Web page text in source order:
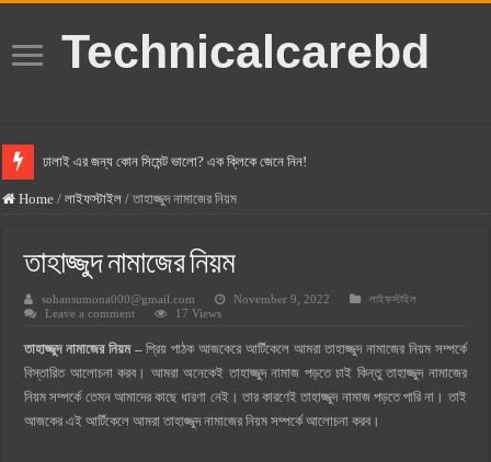
Technicalcarebd
ঢালাই এর জন্য কোন সিমেন্ট ভালো? এক ক্লিকে জেনে নিন!
বসুন্ধরা সিমেন্ট এর দাম ২০২৫
হোলসিম সিমেন্ট দাম ২০২৫
সুপারক্রিট সিমেন্ট দাম ২০২৫
ওয়ালটন মোবাইল কিস্তিতে কেনার নিয়ম ২০২৫
ওয়ালটন টিভি কিস্তিতে কেনার নিয়ম ২০২৫
Home / লাইফস্টাইল / তাহাজ্জুদ নামাজের নিয়ম
তাহাজ্জুদ নামাজের নিয়ম
sohansumona000@gmail.com November 9, 2022
লাইফস্টাইল
Leave a comment
17 Views
তাহাজ্জুদ নামাজের নিয়ম –প্রিয় পাঠক আজকেরে আর্টিকেলে আমরা তাহাজ্জুদ নামাজের নিয়ম সম্পর্কে
বিস্তারিত আলোচনা করব। আমরা অনেকেই তাহাজ্জুদ নামাজ পড়তে চাই কিন্তু তাহাজ্জুদ নামাজের
নিয়ম সম্পর্কে তেমন আমাদের কাছে ধারণা নেই। তার কারণেই তাহাজ্জুদ নামাজ পড়তে পারি না। তাই
আজকের এই আর্টিকেলে আমরা তাহাজ্জুদ নামাজের নিয়ম সম্পর্কে আলোচনা করব।